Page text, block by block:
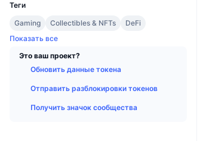
Теги
Gaming
Collectibles & NFTs
DeFi
Показать все
Это ваш проект?
Обновить данные токена
Отправить разблокировки токенов
Получить значок сообщества